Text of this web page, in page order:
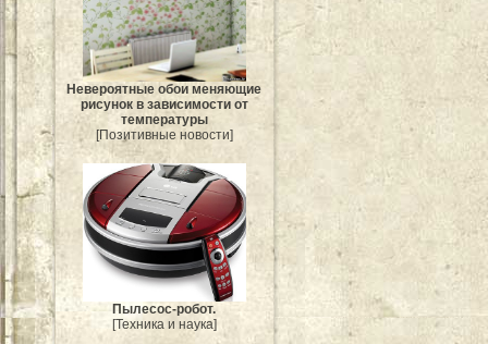
Невероятные обои меняющие
рисунок в зависимости от
температуры
[Позитивные новости]
Пылесос-робот.
[Техника и наука]